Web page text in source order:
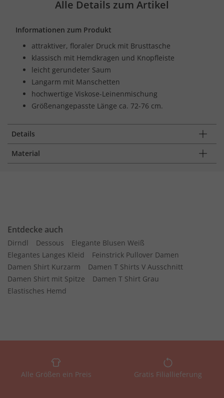
Alle Details zum Artikel
Informationen zum Produkt
attraktiver, floraler Druck mit Brusttasche
klassisch mit Hemdkragen und Knopfleiste
leicht gerundeter Saum
Langarm mit Manschetten
hochwertige Viskose-Leinenmischung
Größenangepasste Länge ca. 72-76 cm.
Details
Material
Entdecke auch
Dirndl Dessous
Elegante Blusen Weiß
Elegantes Langes Kleid
Feinstrick Pullover Damen
Damen Shirt Kurzarm
Damen T Shirts V Ausschnitt
Damen Shirt mit Spitze
Damen T Shirt Grau
Elastisches Hemd
Alle Größen ein Preis Gratis Filiallieferung